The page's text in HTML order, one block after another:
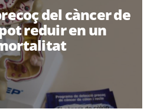
del càncer de
reduir en un